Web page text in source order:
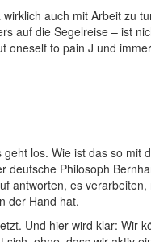
auch mit Arbeit zu
auf die Segelreise – ist
to pain J und
los. Wie ist das so
Philosoph
antworten, es
der Hand hat.
Und hier wird klar: Wir